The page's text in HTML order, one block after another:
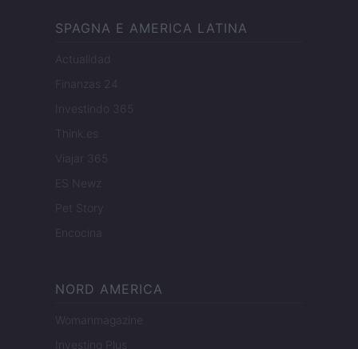
SPAGNA E AMERICA LATINA
Actualidad
Finanzas 24
Investindo 365
Think.es
Viajar 365
ES Newz
Pet Story
Encocina
NORD AMERICA
Womanmagazine
Investing Plus